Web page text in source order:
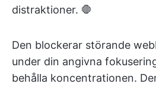
distraktioner. 🛑
Den blockerar störande
under din angivna
behålla koncentrationen.